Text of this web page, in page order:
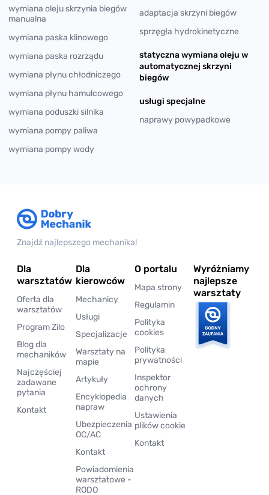
wymiana oleju skrzynia biegów
manualna
wymiana paska klinowego
wymiana paska rozrządu
wymiana płynu chłodniczego
wymiana płynu hamulcowego
wymiana poduszki silnika
wymiana pompy paliwa
wymiana pompy wody
adaptacja skrzyni biegów
sprzęgła hydrokinetyczne
statyczna wymiana oleju w
automatycznej skrzyni
biegów
usługi specjalne
naprawy powypadkowe
Znajdź najlepszego mechanika!
Dla
warsztatów
Oferta dla
warsztatów
Program Zilo
Blog dla
mechaników
Najczęściej
zadawane
pytania
Kontakt
Dla
kierowców
Mechanicy
Usługi
Specjalizacje
Warsztaty na
mapie
Artykuły
Encyklopedia
napraw
Ubezpieczenia
OC/AC
Kontakt
Powiadomienia
warsztatowe -
RODO
O portalu
Mapa strony
Regulamin
Polityka
cookies
Polityka
prywatności
Inspektor
ochrony
danych
Ustawienia
plików cookie
Kontakt
Wyróżniamy
najlepsze
warsztaty